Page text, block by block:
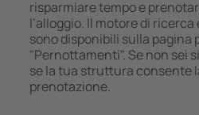
risparmiare tempo e
l’alloggio. Il motore di
sono disponibili sulla pagina
"Pernottamenti". Se non sei
se la tua struttura consente
prenotazione.